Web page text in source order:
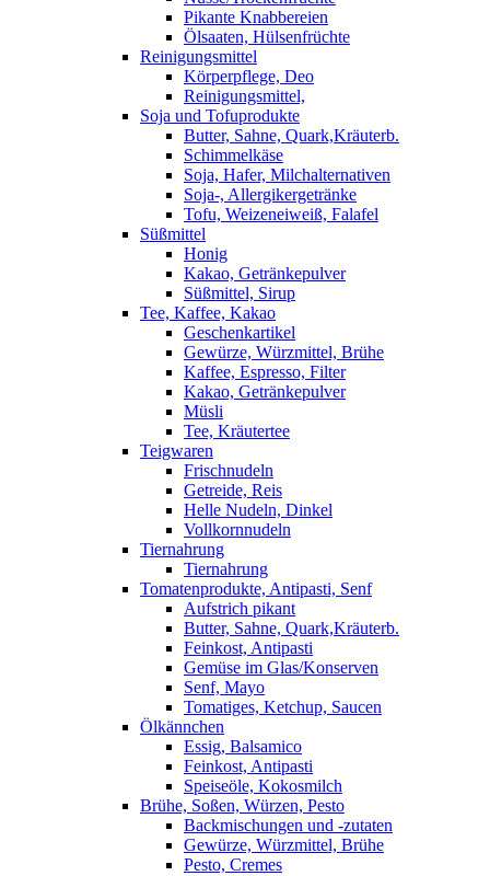
Pikante Knabbereien
Ölsaaten, Hülsenfrüchte
Reinigungsmittel
Körperpflege, Deo
Reinigungsmittel,
Soja und Tofuprodukte
Butter, Sahne, Quark,Kräuterb.
Schimmelkäse
Soja, Hafer, Milchalternativen
Soja-, Allergikergetränke
Tofu, Weizeneiweiß, Falafel
Süßmittel
Honig
Kakao, Getränkepulver
Süßmittel, Sirup
Tee, Kaffee, Kakao
Geschenkartikel
Gewürze, Würzmittel, Brühe
Kaffee, Espresso, Filter
Kakao, Getränkepulver
Müsli
Tee, Kräutertee
Teigwaren
Frischnudeln
Getreide, Reis
Helle Nudeln, Dinkel
Vollkornnudeln
Tiernahrung
Tiernahrung
Tomatenprodukte, Antipasti, Senf
Aufstrich pikant
Butter, Sahne, Quark,Kräuterb.
Feinkost, Antipasti
Gemüse im Glas/Konserven
Senf, Mayo
Tomatiges, Ketchup, Saucen
Ölkännchen
Essig, Balsamico
Feinkost, Antipasti
Speiseöle, Kokosmilch
Brühe, Soßen, Würzen, Pesto
Backmischungen und -zutaten
Gewürze, Würzmittel, Brühe
Pesto, Cremes